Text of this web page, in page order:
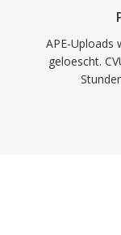
APE-Uploads
geloescht.